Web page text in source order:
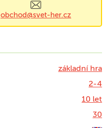
obchod@svet-her.cz
základní hra
2-4
10 let
30